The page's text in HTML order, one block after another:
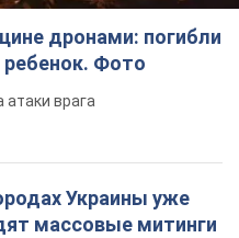
дронами: погибли
Фото
врага
Украины уже
массовые митинги